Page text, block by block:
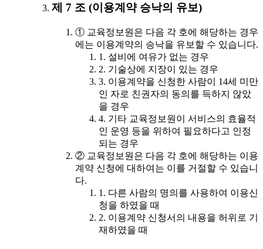
제 7 조 (이용계약 승낙의 유보)
① 교육정보원은 다음 각 호에 해당하는 경우
에는 이용계약의 승낙을 유보할 수 있습니다.
1. 설비에 여유가 없는 경우
2. 기술상에 지장이 있는 경우
3. 이용계약을 신청한 사람이 14세 미만
인 자로 친권자의 동의를 득하지 않았
을 경우
4. 기타 교육정보원이 서비스의 효율적
인 운영 등을 위하여 필요하다고 인정
되는 경우
② 교육정보원은 다음 각 호에 해당하는 이용
계약 신청에 대하여는 이를 거절할 수 있습니
다.
1. 다른 사람의 명의를 사용하여 이용신
청을 하였을 때
2. 이용계약 신청서의 내용을 허위로 기
재하였을 때